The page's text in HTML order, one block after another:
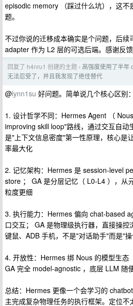
episodic memory （踩过什么坑），这不
题。
不过你说的迁移成本确实是个问题，后续
adapter 作为 L2 层的可选后端。感谢反馈
回复了 h4nru1 创建的主题 › 高强度使用了半年
无法忍受了，并且我发现了绝佳替代
@lynn1su 好问题。简单说几个核心区别：
1. 设计哲学不同：Hermes Agent （
improving skill loop"路线，通过交互自动
是"上下文信息密度"第一性原理，核心是
率最大化
2. 记忆架构：Hermes 是 session-level
store ； GA 是分层记忆（ L0-L4 ），从
粒度更细
3. 执行能力：Hermes 偏向 chat-based
口交互； GA 是物理级执行器，直接操控
键鼠、ADB 手机，不是"对话助手"而是"
4. 开放性：Hermes 绑 Nous 的模型生态
GA 完全 model-agnostic ，底层 LLM 随
总结：Hermes 更像一个会学习的
主完成复杂物理任务的执行框架。定位不